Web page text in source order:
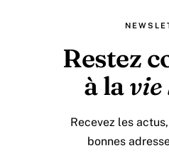
Restez
à lavie
Recevez les
bonnes